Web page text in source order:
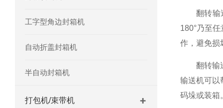
翻转输送
180°乃至
作，避免损
翻转输送
输送机可以
码垛或装箱
工字型角边封箱机
自动折盖封箱机
半自动封箱机
打包机/束带机